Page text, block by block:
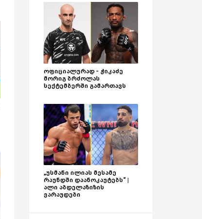
ოფიციალურად - ჭიკაძე
მორიგ ბრძოლას
სექტემბერში გამართავს
„უსმანი ილიას მესამე
რაუნდში დაანოკაუტებს“ |
ალი აბდელაზიზის
ვარაუდები